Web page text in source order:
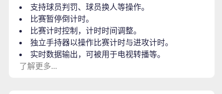
支持球员判罚、球员换人等操作。
比赛暂停倒计时。
比赛计时控制，计时时间调整。
独立手持器以操作比赛计时与进攻计时。
实时数据输出，可被用于电视转播等。
了解更多...